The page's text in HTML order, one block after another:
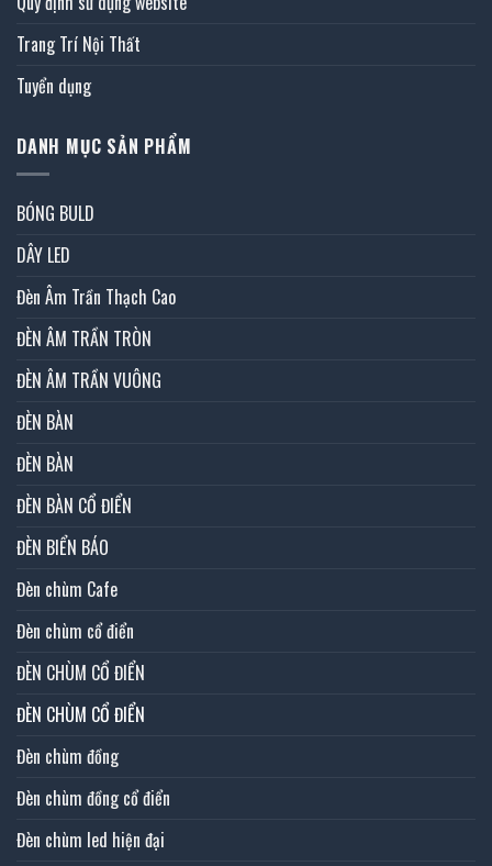
Trang Trí Nội Thất
Tuyển dụng
DANH MỤC SẢN PHẨM
BÓNG BULD
DÂY LED
Đèn Âm Trần Thạch Cao
ĐÈN ÂM TRẦN TRÒN
ĐÈN ÂM TRẦN VUÔNG
ĐÈN BÀN
ĐÈN BÀN
ĐÈN BÀN CỔ ĐIỂN
ĐÈN BIỂN BÁO
Đèn chùm Cafe
Đèn chùm cổ điển
ĐÈN CHÙM CỔ ĐIỂN
ĐÈN CHÙM CỔ ĐIỂN
Đèn chùm đồng
Đèn chùm đồng cổ điển
Đèn chùm led hiện đại